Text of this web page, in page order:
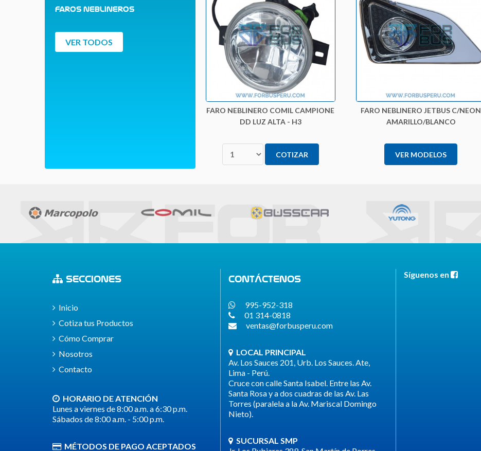
Faros Neblineros
VER TODOS
FARO NEBLINERO COMIL CAMPIONE
DD LUZ ALTA - H3
COTIZAR
FARO NEBLINERO JETBUS C/NEON
AMARILLO/BLANCO
VER MODELOS
SECCIONES
Inicio
Cotiza tus Productos
Cómo Comprar
Nosotros
Contacto
HORARIO DE ATENCIÓN
Lunes a viernes de 8:00 a.m. a 6:30 p.m.
Sábados de 8:00 a.m. - 5:00 p.m.
MÉTODOS DE PAGO ACEPTADOS
CONTÁCTENOS
995-952-318
01 314-0818
ventas@forbusperu.com
LOCAL PRINCIPAL
Av. Los Sauces 201, Urb. Los Sauces. Ate,
Lima - Perú.
Cruce con calle Santa Isabel. Entre las Av.
Santa Rosa y a dos cuadras de las Av. Las
Torres (paralela a la Av. Mariscal Domingo
Nieto).
SUCURSAL SMP
Síguenos en